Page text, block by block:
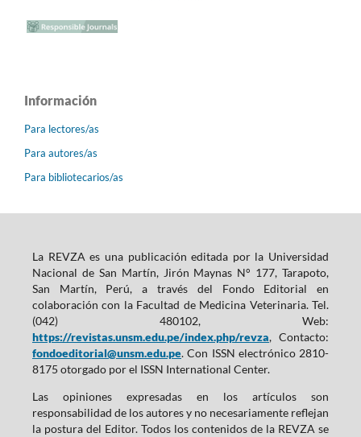
Información
Para lectores/as
Para autores/as
Para bibliotecarios/as
La REVZA es una publicación editada por la Universidad
Nacional de San Martín, Jirón Maynas N° 177, Tarapoto,
San Martín, Perú, a través del Fondo Editorial en
colaboración con la Facultad de Medicina Veterinaria. Tel.
(042) 480102, Web:
https://revistas.unsm.edu.pe/index.php/revza, Contacto:
fondoeditorial@unsm.edu.pe. Con ISSN electrónico 2810-
8175 otorgado por el ISSN International Center.
Las opiniones expresadas en los artículos son
responsabilidad de los autores y no necesariamente reflejan
la postura del Editor. Todos los contenidos de la REVZA se